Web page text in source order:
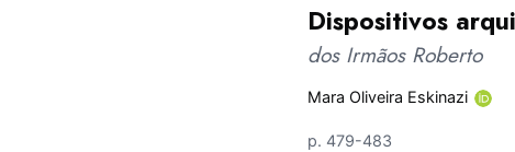
Dispositivos
dos Irmãos Roberto
Mara Oliveira Eskinazi
p. 479-483